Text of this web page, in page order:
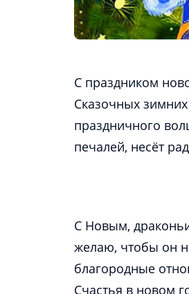
С праздником
Сказочных
праздничного
печалей, несёт
С Новым,
желаю, чтобы он
благородные